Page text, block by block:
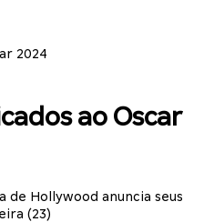
2024
ao Oscar
de Hollywood anuncia seus
(23)